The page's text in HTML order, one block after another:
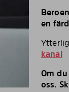
en
kanal
Om
oss.